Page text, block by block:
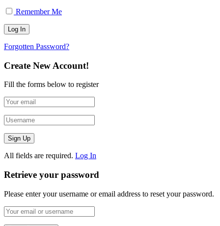
Remember Me
Forgotten Password?
Create New Account!
Fill the forms below to register
All fields are required. Log In
Retrieve your password
Please enter your username or email address to reset your password.